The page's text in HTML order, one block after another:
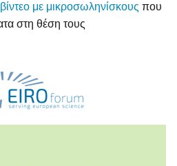
με μικροσωληνίσκους που
στη θέση τους